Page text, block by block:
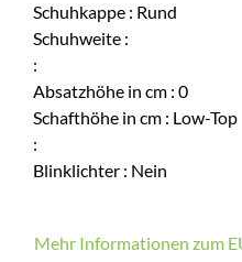
Schuhkappe : Rund
Schuhweite :
:
Absatzhöhe in cm : 0
Schafthöhe in cm : Low-Top
:
Blinklichter : Nein
Mehr Informationen zum